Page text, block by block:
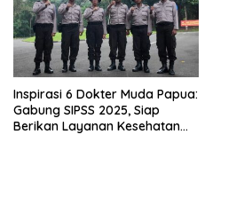
Inspirasi 6 Dokter Muda Papua:
Gabung SIPSS 2025, Siap
Berikan Layanan Kesehatan